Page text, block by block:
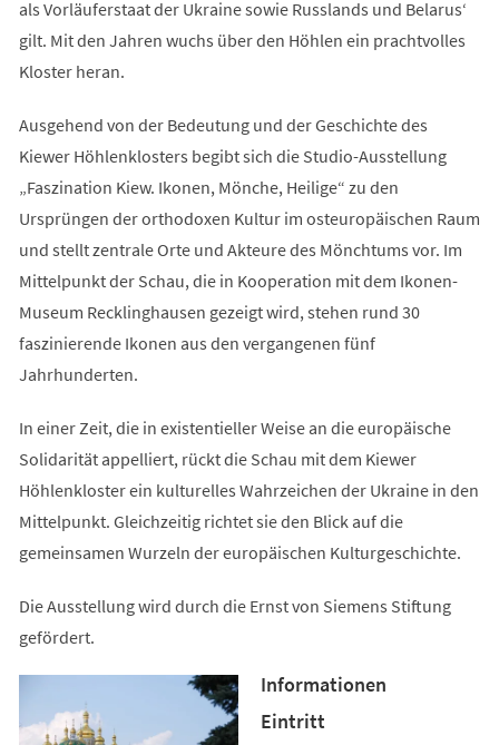
als Vorläuferstaat der Ukraine sowie Russlands und Belarus‘
gilt. Mit den Jahren wuchs über den Höhlen ein prachtvolles
Kloster heran.
Ausgehend von der Bedeutung und der Geschichte des
Kiewer Höhlenklosters begibt sich die Studio-Ausstellung
„Faszination Kiew. Ikonen, Mönche, Heilige“ zu den
Ursprüngen der orthodoxen Kultur im osteuropäischen Raum
und stellt zentrale Orte und Akteure des Mönchtums vor. Im
Mittelpunkt der Schau, die in Kooperation mit dem Ikonen-
Museum Recklinghausen gezeigt wird, stehen rund 30
faszinierende Ikonen aus den vergangenen fünf
Jahrhunderten.
In einer Zeit, die in existentieller Weise an die europäische
Solidarität appelliert, rückt die Schau mit dem Kiewer
Höhlenkloster ein kulturelles Wahrzeichen der Ukraine in den
Mittelpunkt. Gleichzeitig richtet sie den Blick auf die
gemeinsamen Wurzeln der europäischen Kulturgeschichte.
Die Ausstellung wird durch die Ernst von Siemens Stiftung
gefördert.
Informationen
Eintritt